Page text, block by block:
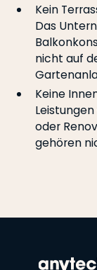
Kein
Das
nicht auf
Keine
oder
gehören